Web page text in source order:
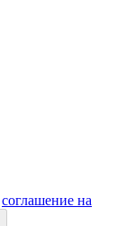
соглашение на